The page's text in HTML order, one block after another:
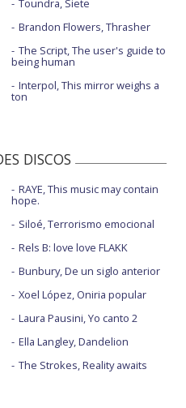
Toundra, Siete
Brandon Flowers, Thrasher
The Script, The user's guide to
being human
Interpol, This mirror weighs a
ton
DISCOS
RAYE, This music may contain
hope.
Siloé, Terrorismo emocional
Rels B: love love FLAKK
Bunbury, De un siglo anterior
Xoel López, Oniria popular
Laura Pausini, Yo canto 2
Ella Langley, Dandelion
The Strokes, Reality awaits